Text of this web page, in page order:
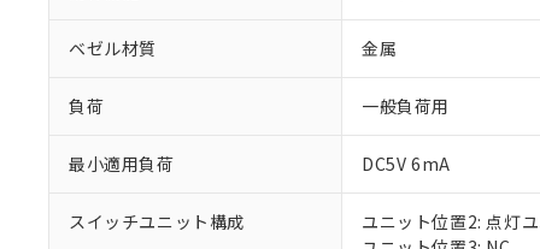
ベゼル材質 金属
負荷 一般負荷用
最小適用負荷 DC5V 6mA
スイッチユニット構成
ユニット位置2: 点灯